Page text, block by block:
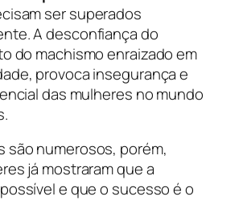
ser superados
A desconfiança do
do machismo enraizado em
provoca insegurança e
das mulheres no mundo
são numerosos, porém,
já mostraram que a
e que o sucesso é o